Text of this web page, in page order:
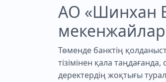
АО «Шинхан
Төменде банктің
тізімінен қала
деректердің жоқтығы